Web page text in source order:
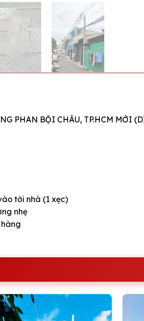
PHAN BỘI CHÂU, TP.HCM MỚI
tới nhà (1 xẹc)
nhẹ